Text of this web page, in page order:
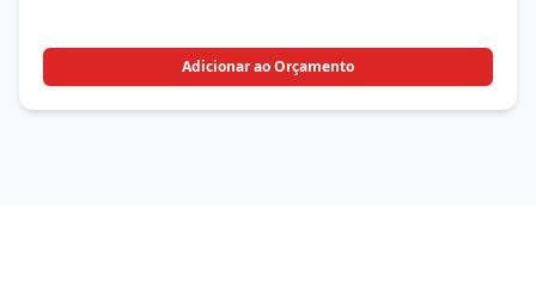
Adicionar ao Orçamento